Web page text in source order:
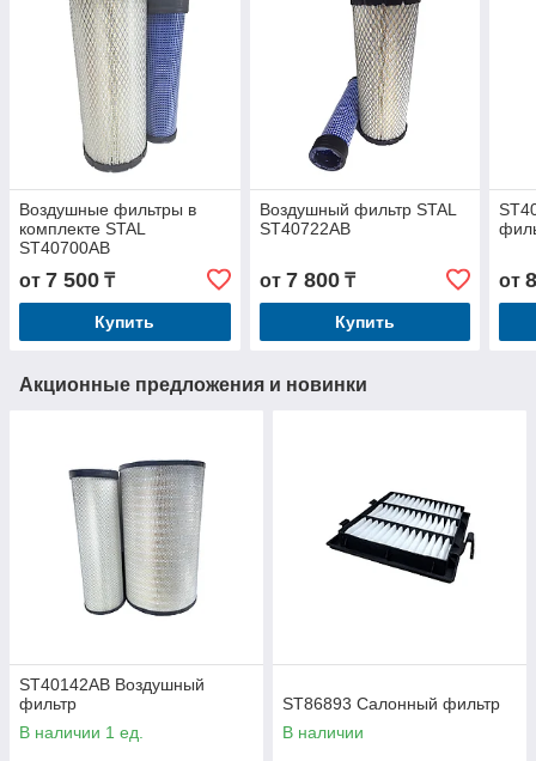
Воздушные фильтры в
комплекте STAL
ST40700AB
от 7 500 ₸
Купить
Воздушный фильтр STAL
ST40722AB
от 7 800₸
Купить
от
Акционные предложения и новинки
ST40142AB Воздушный
фильтр
В наличии 1 ед.
ST86893 Салонный фильтр
В наличии